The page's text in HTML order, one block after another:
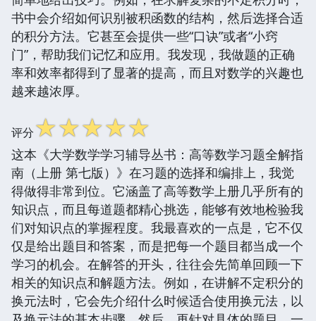
书中会介绍如何识别被积函数的结构，然后选择合适
的积分方法。它甚至会提供一些“口诀”或者“小窍
门”，帮助我们记忆和应用。我发现，我做题的正确
率和效率都得到了显著的提高，而且对数学的兴趣也
越来越浓厚。
评分☆☆☆☆☆
这本《大学数学学习辅导丛书：高等数学习题全解指
南（上册 第七版）》在习题的选择和编排上，我觉
得做得非常到位。它涵盖了高等数学上册几乎所有的
知识点，而且每道题都精心挑选，能够有效地检验我
们对知识点的掌握程度。我最喜欢的一点是，它不仅
仅是给出题目和答案，而是把每一个题目都当成一个
学习的机会。在解答的开头，往往会先简单回顾一下
相关的知识点和解题方法。例如，在讲解不定积分的
换元法时，它会先介绍什么时候适合使用换元法，以